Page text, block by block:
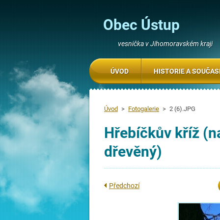
Obec Ústup
vesnička v Jihomoravském kraji
Úvod > Fotogalerie > 2 (6).JPG
Hřebíčkův kříž
dřevěný)
Předchozí
ÚVOD HISTORIE A